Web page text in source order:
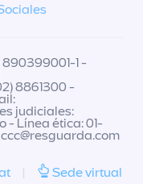
1 -
8861300 -
judiciales:
- Línea ética: 01-
| Sede virtual